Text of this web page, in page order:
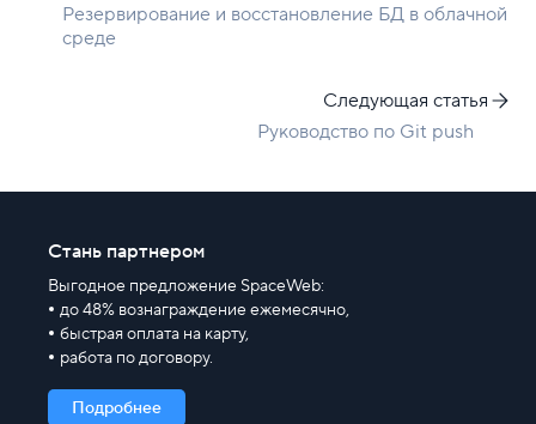
Резервирование и восстановление БД в облачной
среде
Следующая статья
Руководство по Git push
Стань партнером
Выгодное предложение SpaceWeb:
до 48% вознаграждение ежемесячно,
быстрая оплата на карту,
работа по договору.
Подробнее